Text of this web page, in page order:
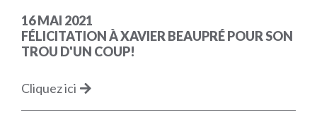
16 MAI 2021
FÉLICITATION À XAVIER BEAUPRÉ POUR SON
TROU D'UN COUP!
Cliquez ici